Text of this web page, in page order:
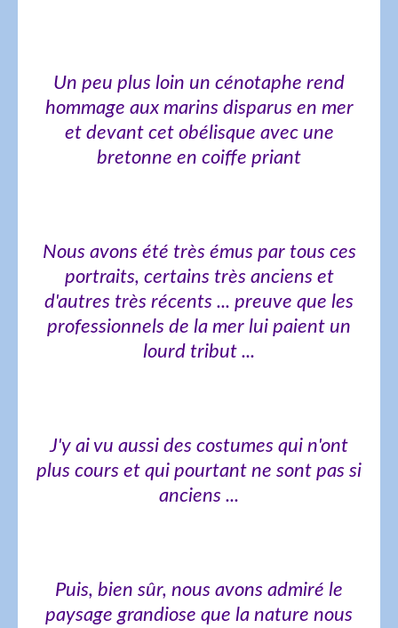
Un peu plus loin un cénotaphe rend
hommage aux marins disparus en mer
et devant cet obélisque avec une
bretonne en coiffe priant
Nous avons été très émus par tous ces
portraits, certains très anciens et
d'autres très récents ... preuve que les
professionnels de la mer lui paient un
lourd tribut ...
J'y ai vu aussi des costumes qui n'ont
plus cours et qui pourtant ne sont pas si
anciens ...
Puis, bien sûr, nous avons admiré le
paysage grandiose que la nature nous